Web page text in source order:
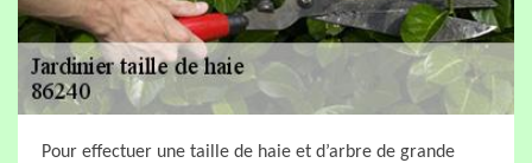
Pour effectuer une taille de haie et d’arbre de grande